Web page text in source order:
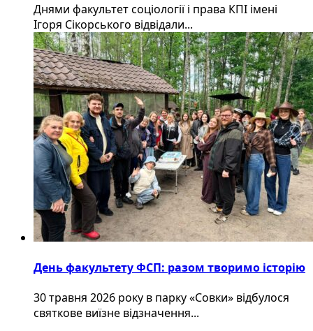
Днями факультет соціології і права КПІ імені
Ігоря Сікорського відвідали...
День факультету ФСП: разом творимо історію
30 травня 2026 року в парку «Совки» відбулося
святкове виїзне відзначення...